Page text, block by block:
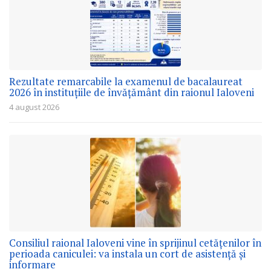
Rezultate remarcabile la examenul de bacalaureat
2026 în instituțiile de învățământ din raionul Ialoveni
4 august 2026
Consiliul raional Ialoveni vine în sprijinul cetățenilor în
perioada caniculei: va instala un cort de asistență și
informare